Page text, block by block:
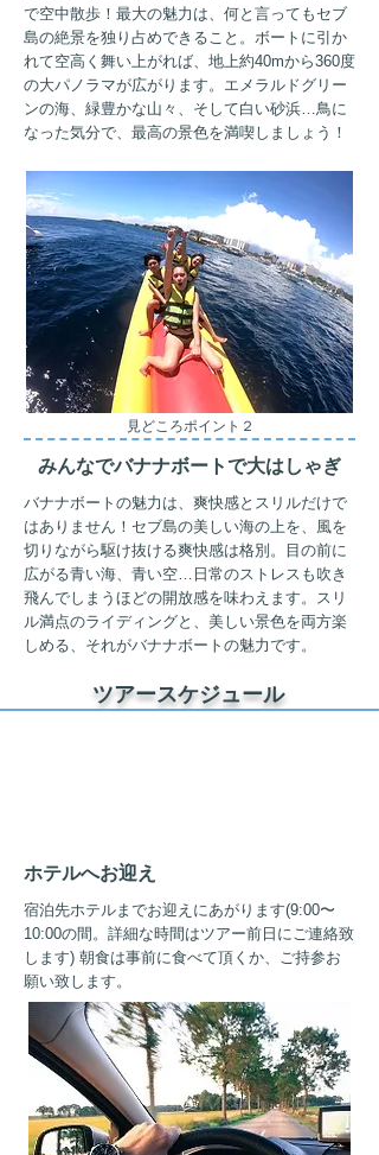
で空中散歩！最大の魅力は、何と言ってもセブ
島の絶景を独り占めできること。ボートに引か
れて空高く舞い上がれば、地上約40mから360度
の大パノラマが広がります。エメラルドグリー
ンの海、緑豊かな山々、そして白い砂浜…鳥に
なった気分で、最高の景色を満喫しましょう！
見どころポイント２
みんなでバナナボートで大はしゃぎ
バナナボートの魅力は、爽快感とスリルだけで
はありません！セブ島の美しい海の上を、風を
切りながら駆け抜ける爽快感は格別。目の前に
広がる青い海、青い空…日常のストレスも吹き
飛んでしまうほどの開放感を味わえます。スリ
ル満点のライディングと、美しい景色を両方楽
しめる、それがバナナボートの魅力です。
ツアースケジュール
ホテルへお迎え
宿泊先ホテルまでお迎えにあがります(9:00〜
10:00の間。詳細な時間はツアー前日にご連絡致
します) 朝食は事前に食べて頂くか、ご持参お
願い致します。